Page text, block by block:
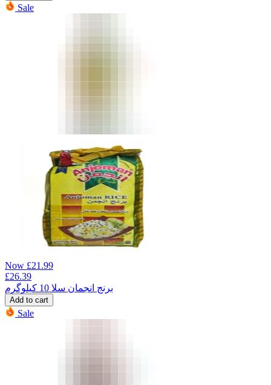
Sale
Now £21.99
£26.39
برنج انجمان سلا 10 کیلوگرم
Add to cart
Sale